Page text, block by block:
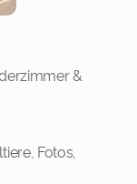
&
Fotos,